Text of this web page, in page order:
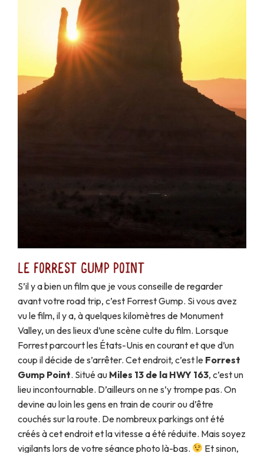
Le Forrest Gump Point
S’il y a bien un film que je vous conseille de regarder
avant votre road trip, c’est Forrest Gump. Si vous avez
vu le film, il y a, à quelques kilomètres de Monument
Valley, un des lieux d’une scène culte du film. Lorsque
Forrest parcourt les États-Unis en courant et que d’un
coup il décide de s’arrêter. Cet endroit, c’est le Forrest
Gump Point. Situé au Miles 13 de la HWY 163, c’est un
lieu incontournable. D’ailleurs on ne s’y trompe pas. On
devine au loin les gens en train de courir ou d’être
couchés sur la route. De nombreux parkings ont été
créés à cet endroit et la vitesse a été réduite. Mais soyez
vigilants lors de votre séance photo là-bas.
Et sinon,